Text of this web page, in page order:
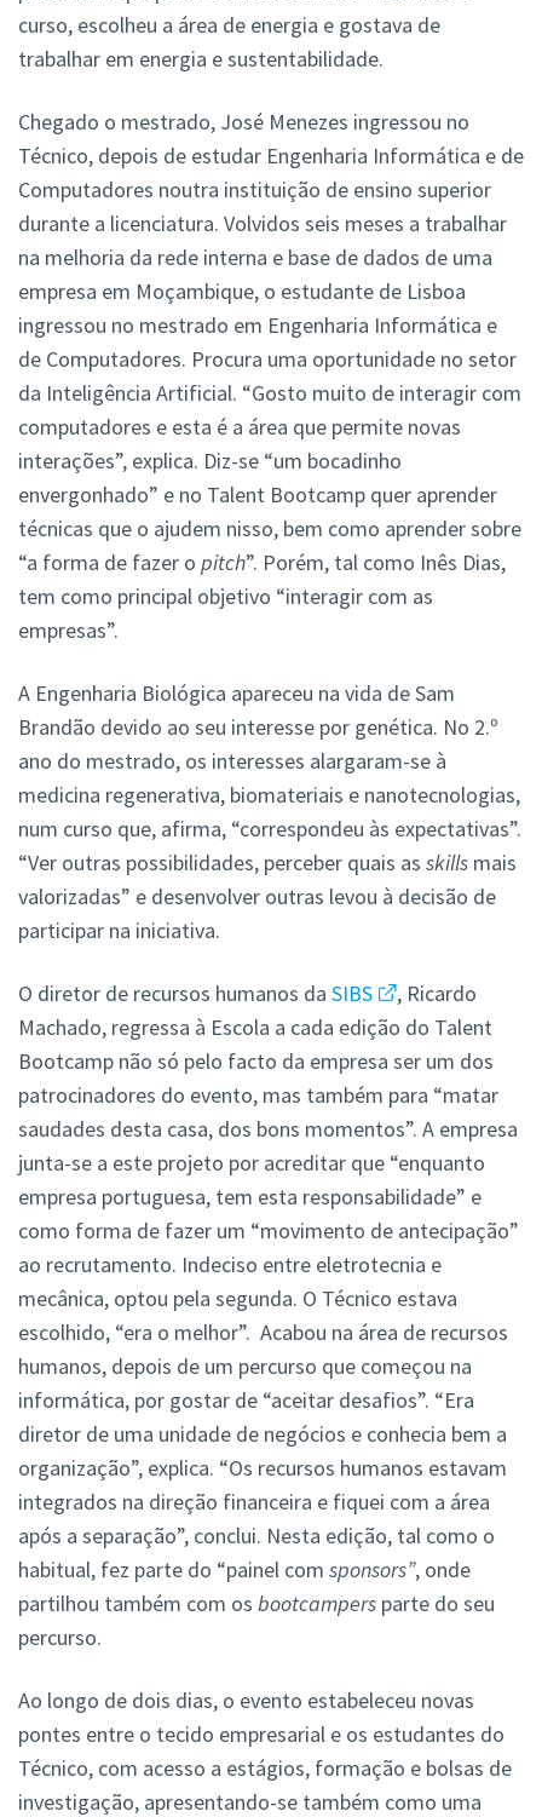
curso, escolheu a área de energia e gostava de
trabalhar em energia e sustentabilidade.
Chegado o mestrado, José Menezes ingressou no
Técnico, depois de estudar Engenharia Informática e de
Computadores noutra instituição de ensino superior
durante a licenciatura. Volvidos seis meses a trabalhar
na melhoria da rede interna e base de dados de uma
empresa em Moçambique, o estudante de Lisboa
ingressou no mestrado em Engenharia Informática e
de Computadores. Procura uma oportunidade no setor
da Inteligência Artificial. “Gosto muito de interagir com
computadores e esta é a área que permite novas
interações”, explica. Diz-se “um bocadinho
envergonhado” e no Talent Bootcamp quer aprender
técnicas que o ajudem nisso, bem como aprender sobre
“a forma de fazer o pitch”. Porém, tal como Inês Dias,
tem como principal objetivo “interagir com as
empresas”.
A Engenharia Biológica apareceu na vida de Sam
Brandão devido ao seu interesse por genética. No 2.º
ano do mestrado, os interesses alargaram-se à
medicina regenerativa, biomateriais e nanotecnologias,
num curso que, afirma, “correspondeu às expectativas”.
“Ver outras possibilidades, perceber quais as skills mais
valorizadas” e desenvolver outras levou à decisão de
participar na iniciativa.
O diretor de recursos humanos da SIBS
, Ricardo
Machado, regressa à Escola a cada edição do Talent
Bootcamp não só pelo facto da empresa ser um dos
patrocinadores do evento, mas também para “matar
saudades desta casa, dos bons momentos”. A empresa
junta-se a este projeto por acreditar que “enquanto
empresa portuguesa, tem esta responsabilidade” e
como forma de fazer um “movimento de antecipação”
ao recrutamento. Indeciso entre eletrotecnia e
mecânica, optou pela segunda. O Técnico estava
escolhido, “era o melhor”. Acabou na área de recursos
humanos, depois de um percurso que começou na
informática, por gostar de “aceitar desafios”. “Era
diretor de uma unidade de negócios e conhecia bem a
organização”, explica. “Os recursos humanos estavam
integrados na direção financeira e fiquei com a área
após a separação”, conclui. Nesta edição, tal como o
habitual, fez parte do “painel com sponsors”, onde
partilhou também com os bootcampers parte do seu
percurso.
Ao longo de dois dias, o evento estabeleceu novas
pontes entre o tecido empresarial e os estudantes do
Técnico, com acesso a estágios, formação e bolsas de
investigação, apresentando-se também como uma